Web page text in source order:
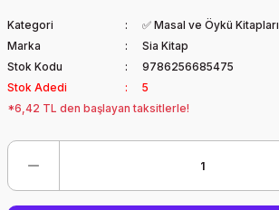
Kategori
✅ Masal ve Öykü Kitapları
Marka
Sia Kitap
Stok Kodu
9786256685475
Stok Adedi
5
*6,42 TL den başlayan taksitlerle!